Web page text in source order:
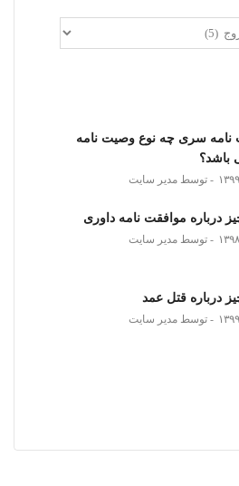
سری چه نوع وصیت نامه
باشد؟
۲۰ توسط مدیر سایت
درباره موافقت نامه داوری
۱۴ توسط مدیر سایت
درباره قتل عمد
۰۹ توسط مدیر سایت